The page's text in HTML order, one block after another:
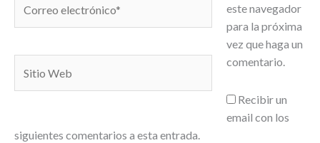
electrónico*
Web
este navegador
para la próxima
vez que haga un
comentario.
Recibir un
email con los
siguientes comentarios a esta entrada.